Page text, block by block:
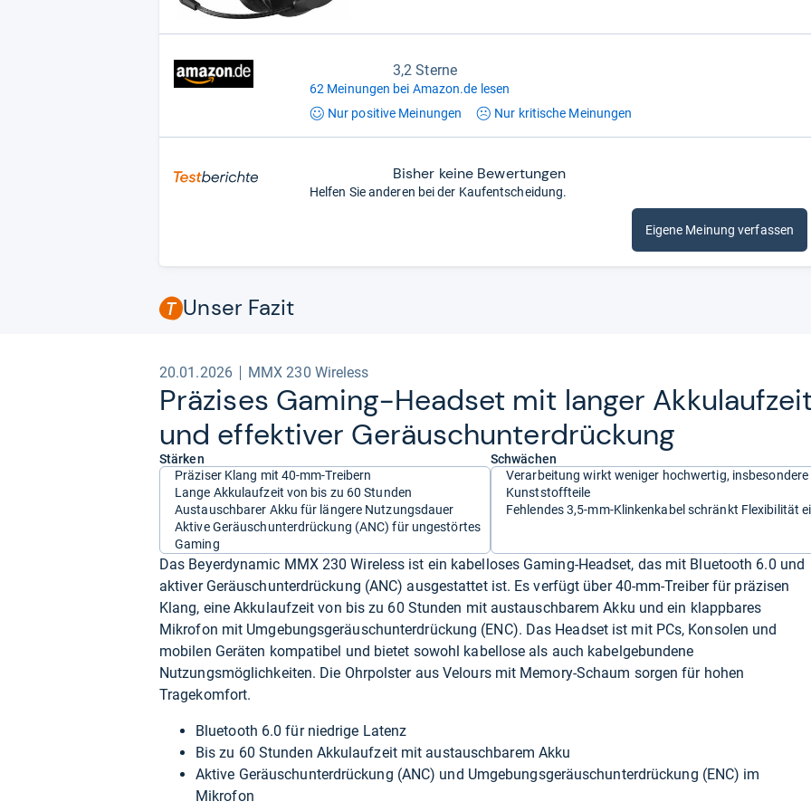
3,2 Sterne
62 Meinungen bei Amazon.de lesen
Nur positive Meinungen Nur kritische Meinungen
Bisher keine Bewertungen
Helfen Sie anderen bei der Kaufentscheidung.
Eigene Meinung verfassen
Unser Fazit
20.01.2026 MMX 230 Wireless
Prä­zi­ses Gaming-​Head­set mit lan­ger
und effek­ti­ver Geräusch­un­ter­drückung
Stärken
Präziser Klang mit 40-mm-Treibern
Lange Akkulaufzeit von bis zu 60 Stunden
Austauschbarer Akku für längere Nutzungsdauer
Aktive Geräuschunterdrückung (ANC) für ungestörtes
Gaming
Schwächen
Verarbeitung wirkt weniger hochwertig, insbesondere
Kunststoffteile
Fehlendes 3,5-mm-Klinkenkabel schränkt Flexibilität
Das Beyerdynamic MMX 230 Wireless ist ein kabelloses Gaming-Headset, das mit Bluetooth 6.0 und
aktiver Geräuschunterdrückung (ANC) ausgestattet ist. Es verfügt über 40-mm-Treiber für präzisen
Klang, eine Akkulaufzeit von bis zu 60 Stunden mit austauschbarem Akku und ein klappbares
Mikrofon mit Umgebungsgeräuschunterdrückung (ENC). Das Headset ist mit PCs, Konsolen und
mobilen Geräten kompatibel und bietet sowohl kabellose als auch kabelgebundene
Nutzungsmöglichkeiten. Die Ohrpolster aus Velours mit Memory-Schaum sorgen für hohen
Tragekomfort.
Bluetooth 6.0 für niedrige Latenz
Bis zu 60 Stunden Akkulaufzeit mit austauschbarem Akku
Aktive Geräuschunterdrückung (ANC) und Umgebungsgeräuschunterdrückung (ENC) im
Mikrofon